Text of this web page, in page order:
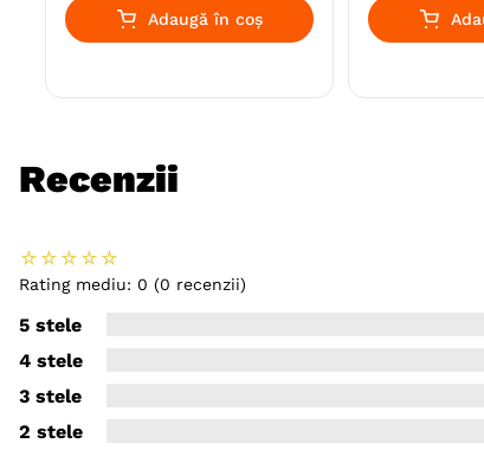
Adaugă în coș
Recenzii
☆ ☆ ☆ ☆ ☆
Rating mediu: 0 (0 recenzii)
5 stele
4 stele
3 stele
2 stele